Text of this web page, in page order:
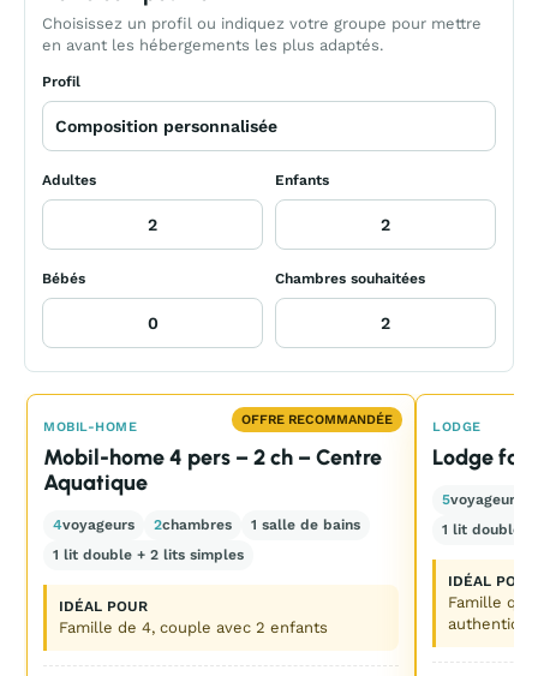
Choisissez un profil ou indiquez votre groupe pour mettre
en avant les hébergements les plus adaptés.
Profil
Adultes Enfants
Bébés Chambres souhaitées
OFFRE RECOMMANDÉE
MOBIL-HOME
Mobil-home 4 pers – 2 ch – Centre
Aquatique
4voyageurs 2chambres
1 salle de bains
1 lit double + 2 lits simples
IDÉAL POUR
Famille de 4, couple avec 2 enfants
LODGE
Lodge
5voyageurs
1 lit double
IDÉAL POUR
Famille qui
authentique